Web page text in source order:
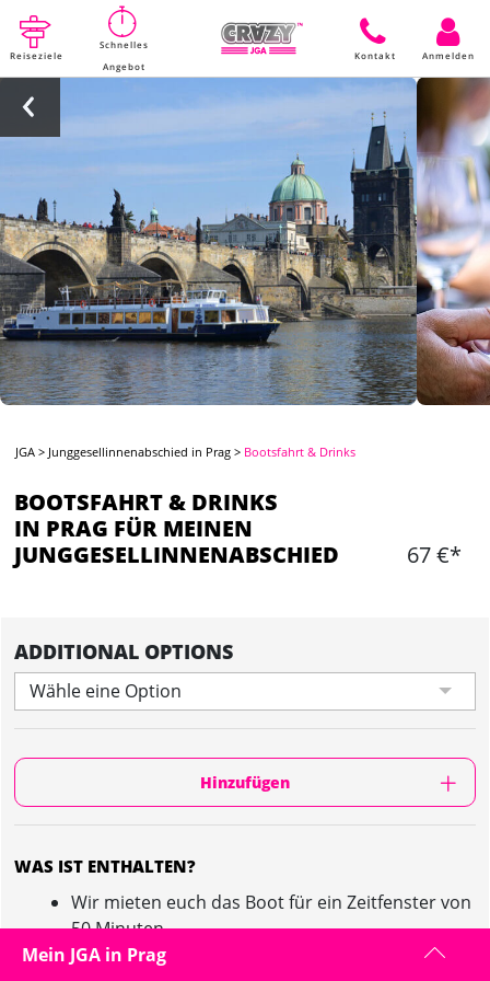
Reiseziele
Schnelles
Angebot
Kontakt Anmelden
JGA > Junggesellinnenabschied in Prag > Bootsfahrt & Drinks
BOOTSFAHRT & DRINKS
IN PRAG FÜR MEINEN
JUNGGESELLINNENABSCHIED
67 €*
ADDITIONAL OPTIONS
Wähle eine Option
Hinzufügen
WAS IST ENTHALTEN?
Wir mieten euch das Boot für ein Zeitfenster von
50 Minuten
Einen Kapitän bekommt ihr natürlich gestellt
Mein JGA in Prag